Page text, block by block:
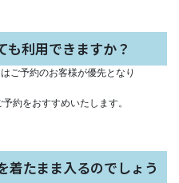
利用できますか？
ご予約のお客様が優先となり
約をおすすめいたします。
たまま入るのでしょう